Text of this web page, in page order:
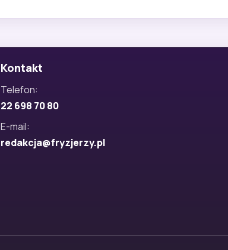
Kontakt
Telefon:
22 698 70 80
E-mail:
redakcja@fryzjerzy.pl